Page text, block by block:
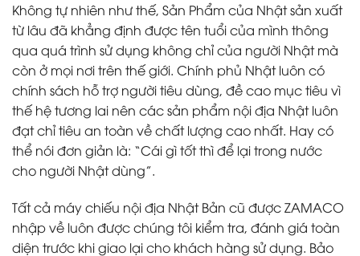
Không tự nhiên như thế, Sản Phẩm của Nhật sản xuất
từ lâu đã khẳng định được tên tuổi của mình thông
qua quá trình sử dụng không chỉ của người Nhật mà
còn ở mọi nơi trên thế giới. Chính phủ Nhật luôn có
chính sách hỗ trợ người tiêu dùng, đề cao mục tiêu vì
thế hệ tương lai nên các sản phẩm nội địa Nhật luôn
đạt chỉ tiêu an toàn về chất lượng cao nhất. Hay có
thể nói đơn giản là: “Cái gì tốt thì để lại trong nước
cho người Nhật dùng”.
Tất cả máy chiếu nội địa Nhật Bản cũ được ZAMACO
nhập về luôn được chúng tôi kiểm tra, đánh giá toàn
diện trước khi giao lại cho khách hàng sử dụng. Bảo